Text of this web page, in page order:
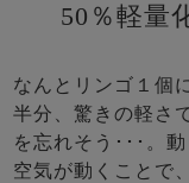
50％軽量
なんとリンゴ１個
半分、驚きの軽さ
を忘れそう･･･。
空気が動くことで